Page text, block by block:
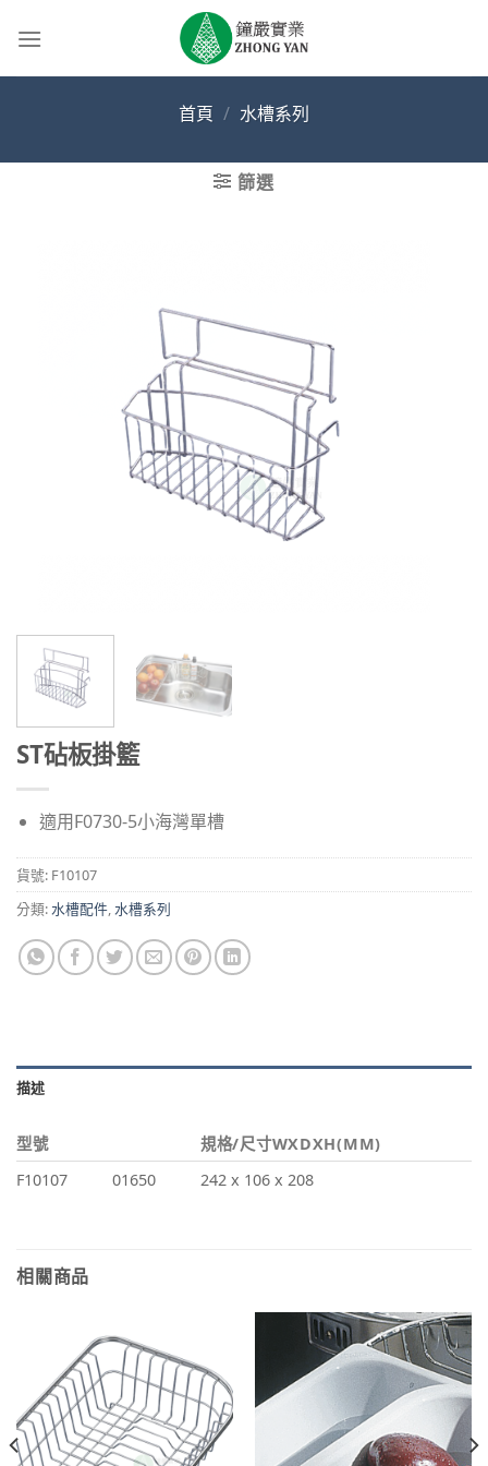
首頁 / 水槽系列
篩選
ST砧板掛籃
適用F0730-5小海灣單槽
貨號: F10107
分類:水槽配件,水槽系列
描述
型號
規格/尺寸WXDXH(MM)
F10107
01650 242 x 106 x 208
相關商品